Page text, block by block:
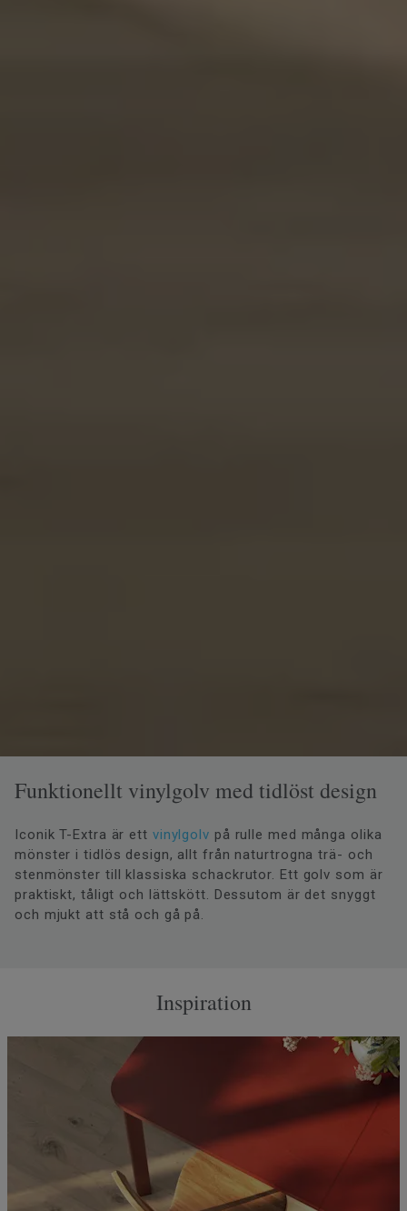
Funktionellt vinylgolv med tidlöst design
Iconik T-Extra är ett vinylgolv på rulle med många olika
mönster i tidlös design, allt från naturtrogna trä- och
stenmönster till klassiska schackrutor. Ett golv som är
praktiskt, tåligt och lättskött. Dessutom är det snyggt
och mjukt att stå och gå på.
Inspiration